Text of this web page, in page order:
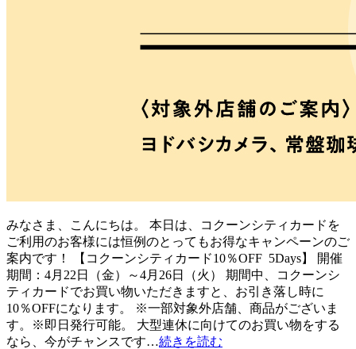
みなさま、こんにちは。 本日は、コクーンシティカードを
ご利用のお客様には恒例のとってもお得なキャンペーンのご
案内です！ 【コクーンシティカード10％OFF 5Days】 開催
期間：4月22日（金）～4月26日（火） 期間中、コクーンシ
ティカードでお買い物いただきますと、お引き落し時に
10％OFFになります。 ※一部対象外店舗、商品がございま
す。※即日発行可能。 大型連休に向けてのお買い物をする
なら、今がチャンスです…続きを読む